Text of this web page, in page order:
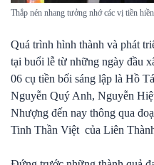
Thắp nén nhang tưởng nhớ các vị tiền hiền
Quá trình hình thành và phát
tại buổi lễ từ những ngày đầu
06 cụ tiền bối sáng lập là Hồ
Nguyễn Quý Anh, Nguyễn
Nhượng đến nay thông qua
Tinh Thần Việt của Liên